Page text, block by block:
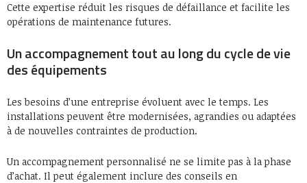
Cette expertise réduit les risques de défaillance et facilite les
opérations de maintenance futures.
Un accompagnement tout au long du cycle de vie
des équipements
Les besoins d’une entreprise évoluent avec le temps. Les
installations peuvent être modernisées, agrandies ou adaptées
à de nouvelles contraintes de production.
Un accompagnement personnalisé ne se limite pas à la phase
d’achat. Il peut également inclure des conseils en